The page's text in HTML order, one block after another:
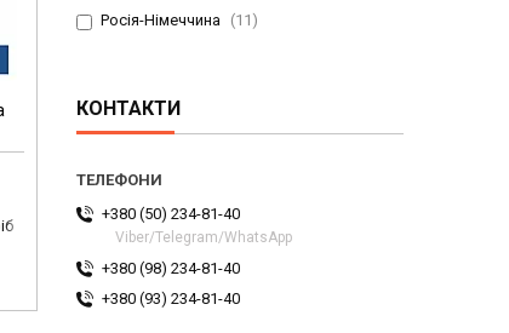
Росія-Німеччина
11
КОНТАКТИ
+380 (50) 234-81-40
Viber/Telegram/WhatsApp
+380 (98) 234-81-40
+380 (93) 234-81-40